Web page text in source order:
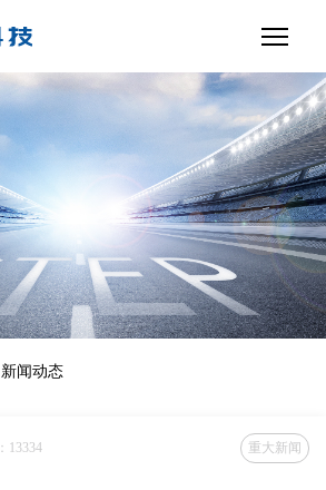
新闻动态
13334 重大新闻